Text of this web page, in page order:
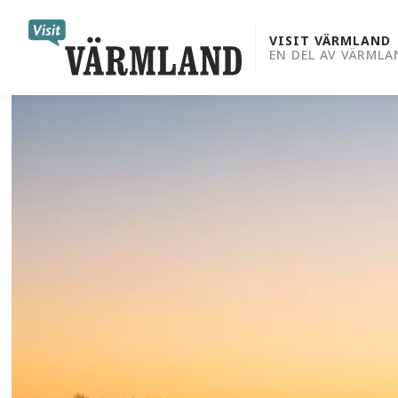
content
VISIT VÄRMLAND
EN DEL AV